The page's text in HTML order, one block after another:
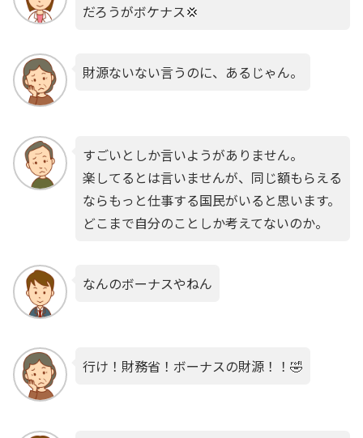
だろうがボケナス💢
財源ないない言うのに、あるじゃん。
すごいとしか言いようがありません。
楽してるとは言いませんが、同じ額もらえる
ならもっと仕事する国民がいると思います。
どこまで自分のことしか考えてないのか。
なんのボーナスやねん
行け！財務省！ボーナスの財源！！🤣